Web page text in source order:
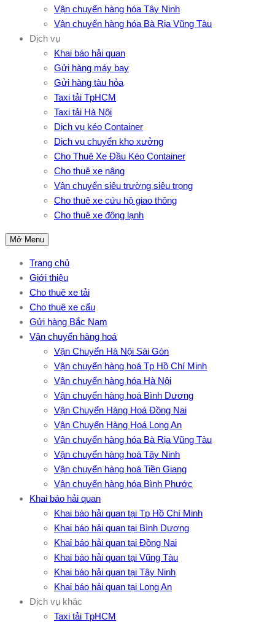
Vận chuyển hàng hóa Tây Ninh
Vận chuyển hàng hóa Bà Rịa Vũng Tàu
Dịch vụ
Khai báo hải quan
Gửi hàng máy bay
Gửi hàng tàu hỏa
Taxi tải TpHCM
Taxi tải Hà Nội
Dịch vụ kéo Container
Dịch vụ chuyển kho xưởng
Cho Thuê Xe Đầu Kéo Container
Cho thuê xe nâng
Vận chuyển siêu trường siêu trọng
Cho thuê xe cứu hộ giao thông
Cho thuê xe đông lạnh
Mở Menu
Trang chủ
Giới thiệu
Cho thuê xe tải
Cho thuê xe cẩu
Gửi hàng Bắc Nam
Vận chuyển hàng hoá
Vận Chuyển Hà Nội Sài Gòn
Vận chuyển hàng hoá Tp Hồ Chí Minh
Vận chuyển hàng hóa Hà Nội
Vận chuyển hàng hoá Bình Dương
Vận Chuyển Hàng Hoá Đồng Nai
Vận Chuyển Hàng Hoá Long An
Vận chuyển hàng hóa Bà Rịa Vũng Tàu
Vận chuyển hàng hoá Tây Ninh
Vận chuyển hàng hoá Tiền Giang
Vận chuyển hàng hóa Bình Phước
Khai báo hải quan
Khai báo hải quan tại Tp Hồ Chí Minh
Khai báo hải quan tại Bình Dương
Khai báo hải quan tại Đồng Nai
Khai báo hải quan tại Vũng Tàu
Khai báo hải quan tại Tây Ninh
Khai báo hải quan tại Long An
Dịch vụ khác
Taxi tải TpHCM